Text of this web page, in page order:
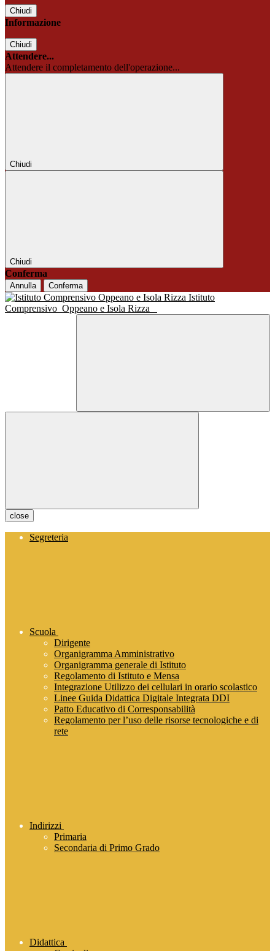
Chiudi
Informazione
Chiudi
Attendere...
Attendere il completamento dell'operazione...
Chiudi
Chiudi
Conferma
Annulla Conferma
Istituto
Comprensivo Oppeano e Isola Rizza
close
Segreteria
Scuola
Dirigente
Organigramma Amministrativo
Organigramma generale di Istituto
Regolamento di Istituto e Mensa
Integrazione Utilizzo dei cellulari in orario scolastico
Linee Guida Didattica Digitale Integrata DDI
Patto Educativo di Corresponsabilità
Regolamento per l’uso delle risorse tecnologiche e di
rete
Indirizzi
Primaria
Secondaria di Primo Grado
Didattica